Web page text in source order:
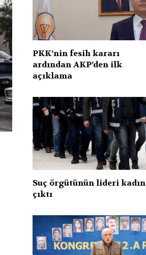
PKK’nin fesih kararı
ardından AKP’den ilk
açıklama
Suç örgütünün lideri kadın
çıktı